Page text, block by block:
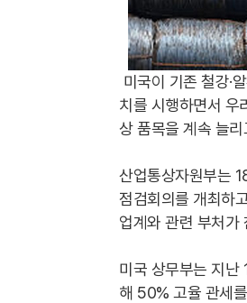
미국이 기존 철강·
치를 시행하면서 우
상 품목을 계속 늘
산업통상자원부는
점검회의를 개최하
업계와 관련 부처가
미국 상무부는 지난
해 50% 고율 관세